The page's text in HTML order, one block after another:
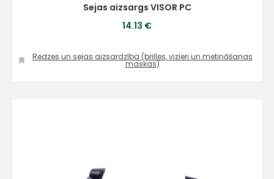
Sejas aizsargs VISOR PC
14.13 €
Redzes un sejas aizsardzība (brilles, vizieri un metināšanas
maskas)